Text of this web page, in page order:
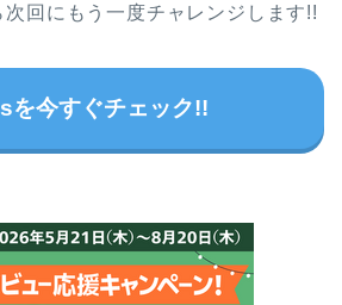
回にもう一度チャレンジします!!
を今すぐチェック!!